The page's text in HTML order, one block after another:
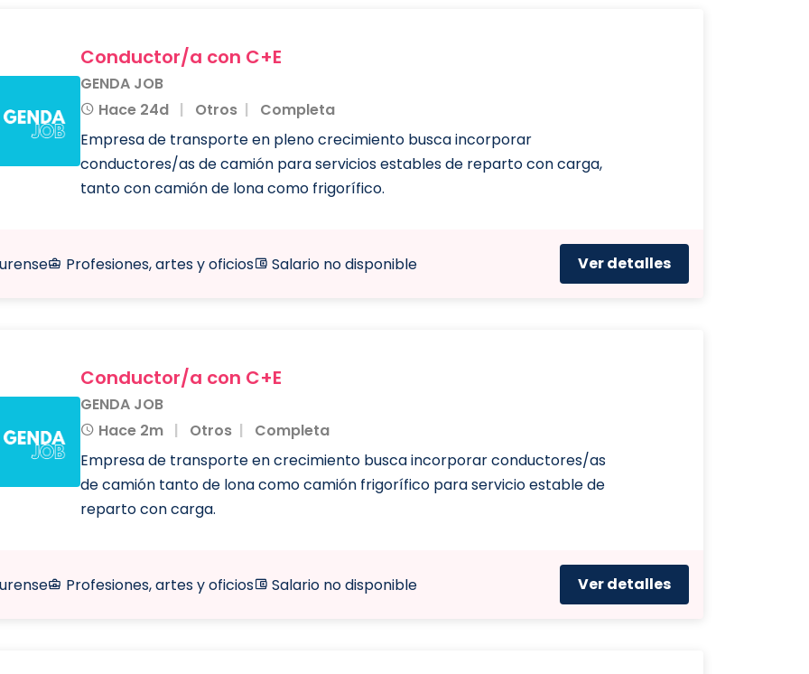
Conductor/a con C+E
GENDA JOB
Hace 24d
Otros
Completa
Empresa de transporte en pleno crecimiento busca incorporar
conductores/as de camión para servicios estables de reparto con carga,
tanto con camión de lona como frigorífico.
Profesiones, artes y oficios Salario no disponible Ver detalles
Conductor/a con C+E
GENDA JOB
Hace 2m
Otros
Completa
Empresa de transporte en crecimiento busca incorporar conductores/as
de camión tanto de lona como camión frigorífico para servicio estable de
reparto con carga.
Profesiones, artes y oficios Salario no disponible Ver detalles